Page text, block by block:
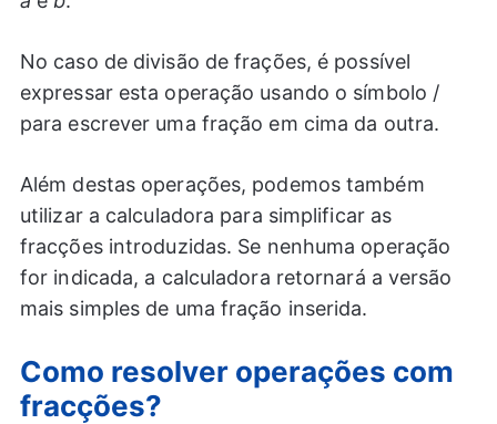
No caso de divisão de frações, é possível
expressar esta operação usando o símbolo /
para escrever uma fração em cima da outra.
Além destas operações, podemos também
utilizar a calculadora para simplificar as
fracções introduzidas. Se nenhuma operação
for indicada, a calculadora retornará a versão
mais simples de uma fração inserida.
Como resolver operações com
fracções?